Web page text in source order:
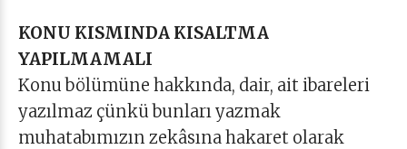
KONU KISMINDA KISALTMA
YAPILMAMALI
Konu bölümüne hakkında, dair, ait ibareleri
yazılmaz çünkü bunları yazmak
muhatabımızın zekâsına hakaret olarak